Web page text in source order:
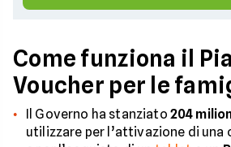
Come funziona il
Voucher per le
Il Governo ha stanziato 204
utilizzare per l’attivazione di una